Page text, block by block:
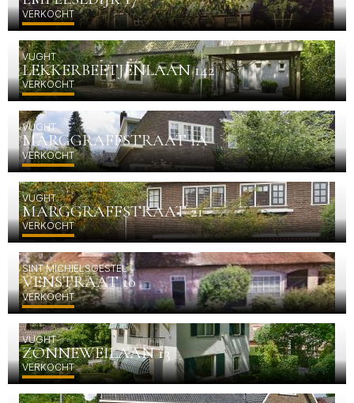
VERKOCHT
VUGHT
LEKKERBEETJENLAAN 142
VERKOCHT
VUGHT
MARGGRAFFSTRAAT 1A
VERKOCHT
VUGHT
MARGGRAFFSTRAAT 21
VERKOCHT
SINT MICHIELSGESTEL
VENSTRAAT 10
VERKOCHT
VUGHT
ZONNEWEILAAN 13
VERKOCHT